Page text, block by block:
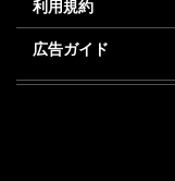
利用規約
広告ガイド